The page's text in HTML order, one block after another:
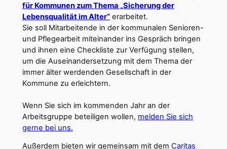
für Kommunen zum Thema „Sicherung der
Lebensqualität im Alter“erarbeitet.
Sie soll Mitarbeitende in der kommunalen Senioren-
und Pflegearbeit miteinander ins Gespräch bringen
und ihnen eine Checkliste zur Verfügung stellen,
um die Auseinandersetzung mit dem Thema der
immer älter werdenden Gesellschaft in der
Kommune zu erleichtern.
Wenn Sie sich im kommenden Jahr an der
Arbeitsgruppe beteiligen wollen, melden Sie sich
gerne bei uns.
Außerdem bieten wir gemeinsam mit dem Caritas